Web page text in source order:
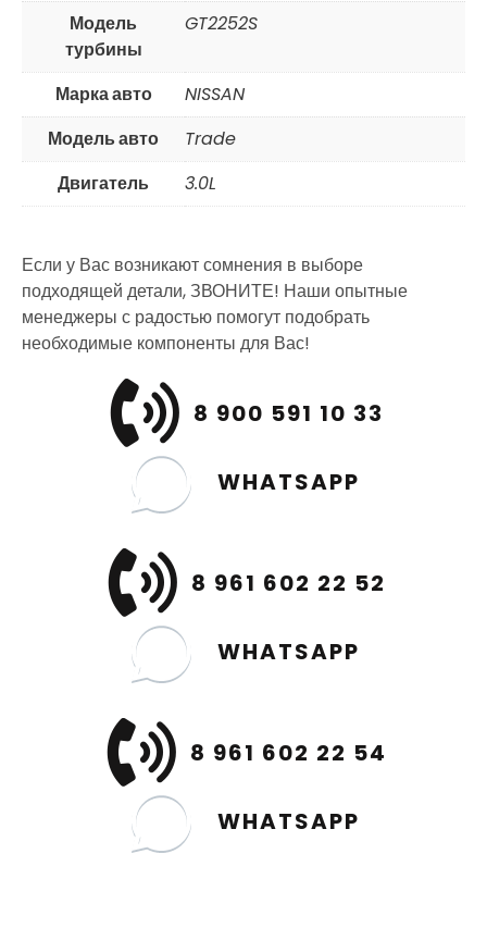
Модель
турбины
GT2252S
Марка авто
NISSAN
Модель авто
Trade
Двигатель
3.0L
Если у Вас возникают сомнения в выборе
подходящей детали, ЗВОНИТЕ! Наши опытные
менеджеры с радостью помогут подобрать
необходимые компоненты для Вас!
8 900 591 10 33
WHATSAPP
8 961 602 22 52
WHATSAPP
8 961 602 22 54
WHATSAPP